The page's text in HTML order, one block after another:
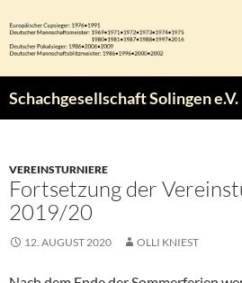
Inhalt
springen
Schachgesellschaft Solingen e.V.
VEREINSTURNIERE
Fortsetzung der
2019/20
12. AUGUST 2020 OLLI KNIEST